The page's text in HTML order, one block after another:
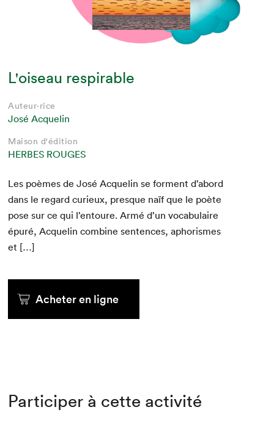
L'oiseau respirable
Auteur·rice
José Acquelin
Maison d'édition
HERBES ROUGES
Les poèmes de José Acquelin se for­ment d’abord
dans le regard curieux, presque naïf que le poète
pose sur ce qui l’entoure. Armé d’un vocab­u­laire
épuré, Acquelin com­bine sen­tences, apho­rismes
et […]
Acheter en ligne
Participer à cette activité